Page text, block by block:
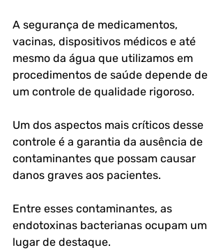
A segurança de medicamentos,
vacinas, dispositivos médicos e até
mesmo da água que utilizamos em
procedimentos de saúde depende de
um controle de qualidade rigoroso.
Um dos aspectos mais críticos desse
controle é a garantia da ausência de
contaminantes que possam causar
danos graves aos pacientes.
Entre esses contaminantes, as
endotoxinas bacterianas ocupam um
lugar de destaque.